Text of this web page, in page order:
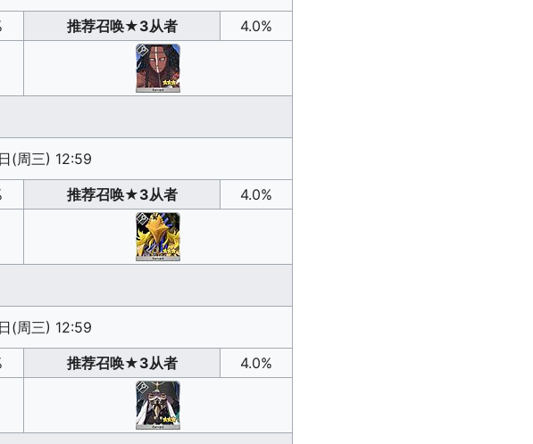
推荐召唤★3从者 4.0%
(周三) 12:59
推荐召唤★3从者 4.0%
(周三) 12:59
推荐召唤★3从者 4.0%